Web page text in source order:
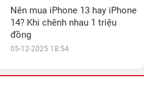
Nên mua iPhone 13 hay iPhone
14? Khi chênh nhau 1 triệu
đồng
05-12-2025 18:54